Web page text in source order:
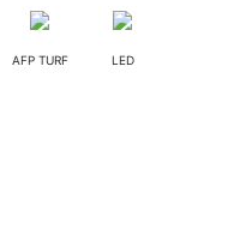
AFP TURF LED